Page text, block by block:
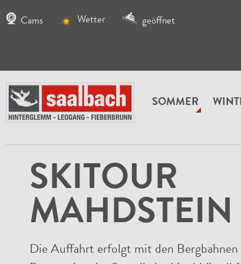
Cams Wetter geöffnet
SOMMER
SKITOUR
MAHDSTEIN
Die Auffahrt erfolgt mit den Bergbahnen